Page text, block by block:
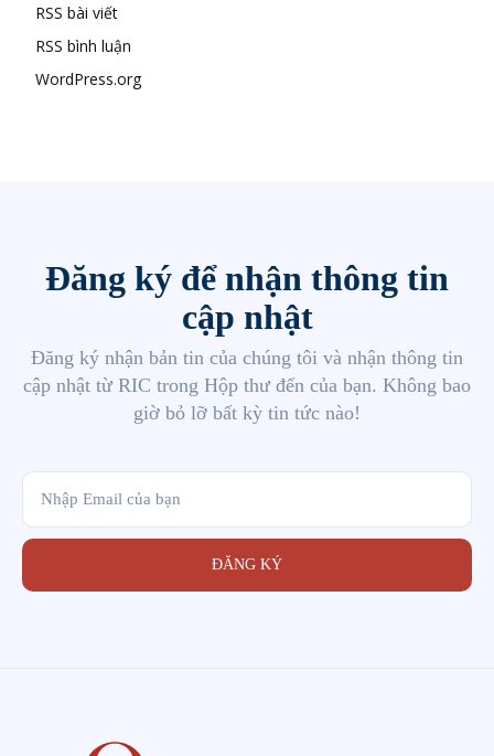
RSS bài viết
RSS bình luận
WordPress.org
Đăng ký để nhận thông tin
cập nhật
Đăng ký nhận bản tin của chúng tôi và nhận thông tin
cập nhật từ RIC trong Hộp thư đến của bạn. Không bao
giờ bỏ lỡ bất kỳ tin tức nào!
ĐĂNG KÝ